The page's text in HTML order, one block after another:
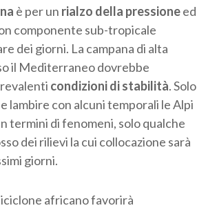
è per un rialzo della pressioneed
componente sub-tropicale
dei giorni. La campana di alta
il Mediterraneo dovrebbe
condizioni di stabilità. Solo
con alcuni temporali le Alpi
termini di fenomeni, solo qualche
dei rilievi la cui collocazione sarà
giorni.
africano favorirà